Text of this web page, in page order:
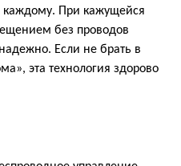
каждому. При кажущейся
без проводов
Если не брать в
эта технология здорово